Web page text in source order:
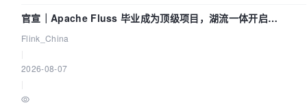
官宣｜Apache Fluss 毕业成为顶级项目，湖流一体开启
Agentic Lake 全面实时化时代
Flink_China
2026-08-07